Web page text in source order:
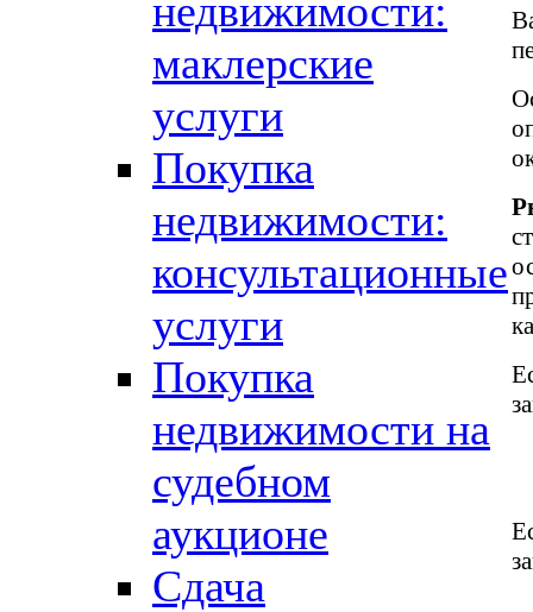
недвижимости:
маклерские
услуги
Покупка
недвижимости:
консультационные
услуги
Покупка
недвижимости на
судебном
аукционе
Сдача